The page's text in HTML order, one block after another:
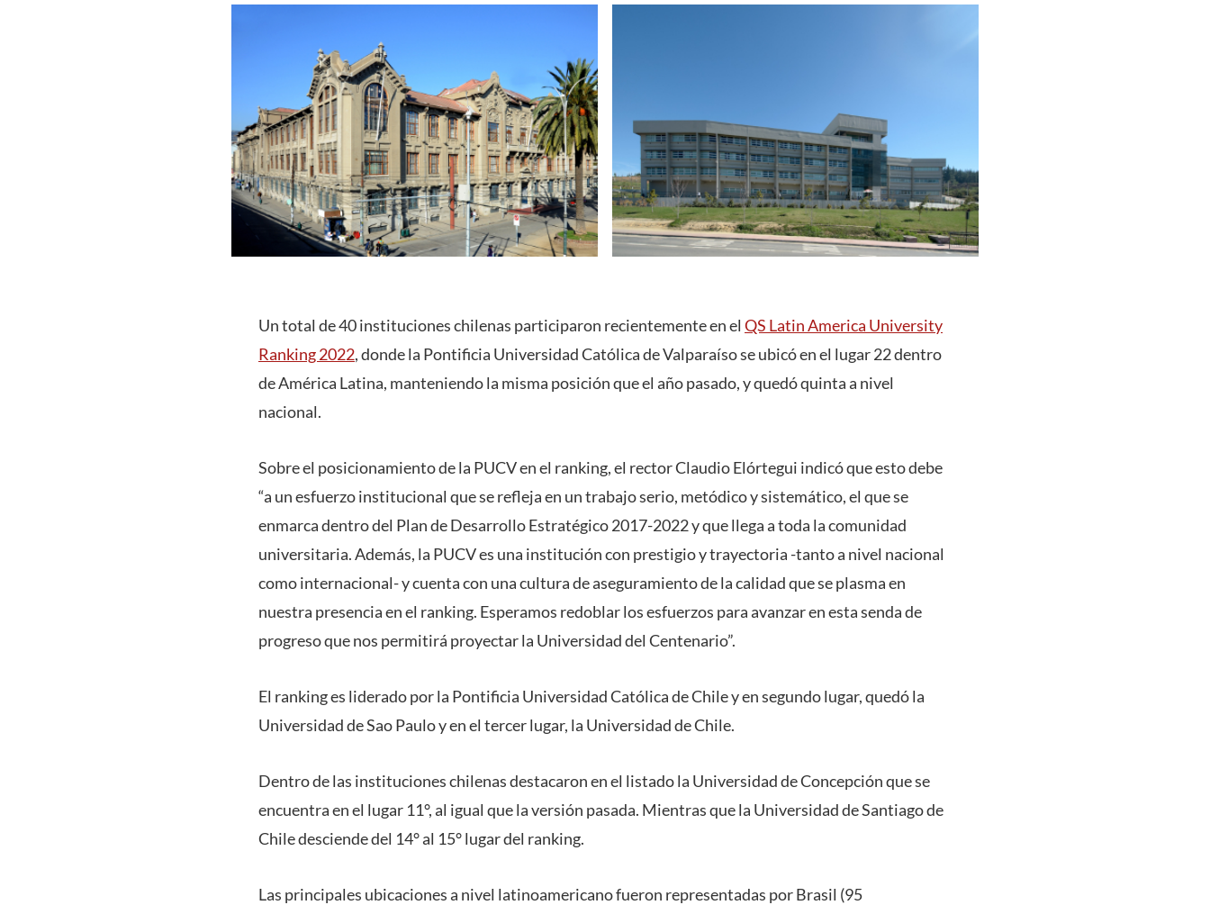
Un total de 40 instituciones chilenas participaron recientemente en el QS Latin America University
Ranking 2022, donde la Pontificia Universidad Católica de Valparaíso se ubicó en el lugar 22 dentro
de América Latina, manteniendo la misma posición que el año pasado, y quedó quinta a nivel
nacional.
Sobre el posicionamiento de la PUCV en el ranking, el rector Claudio Elórtegui indicó que esto debe
“a un esfuerzo institucional que se refleja en un trabajo serio, metódico y sistemático, el que se
enmarca dentro del Plan de Desarrollo Estratégico 2017-2022 y que llega a toda la comunidad
universitaria. Además, la PUCV es una institución con prestigio y trayectoria -tanto a nivel nacional
como internacional- y cuenta con una cultura de aseguramiento de la calidad que se plasma en
nuestra presencia en el ranking. Esperamos redoblar los esfuerzos para avanzar en esta senda de
progreso que nos permitirá proyectar la Universidad del Centenario”.
El ranking es liderado por la Pontificia Universidad Católica de Chile y en segundo lugar, quedó la
Universidad de Sao Paulo y en el tercer lugar, la Universidad de Chile.
Dentro de las instituciones chilenas destacaron en el listado la Universidad de Concepción que se
encuentra en el lugar 11°, al igual que la versión pasada. Mientras que la Universidad de Santiago de
Chile desciende del 14° al 15° lugar del ranking.
Las principales ubicaciones a nivel latinoamericano fueron representadas por Brasil (95